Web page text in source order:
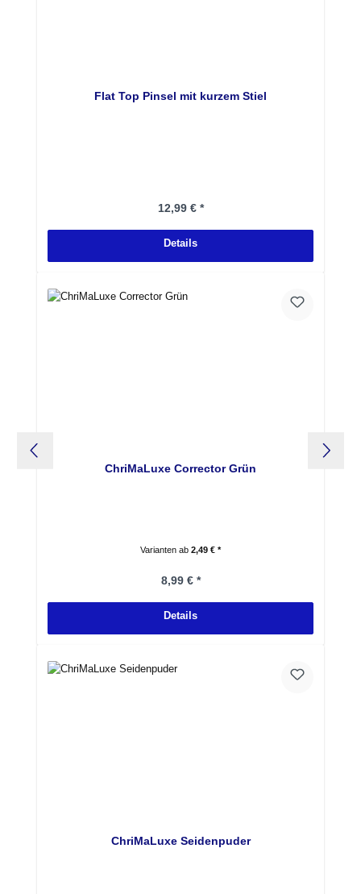
Flat Top Pinsel mit kurzem Stiel
Regulärer Preis:
12,99 € *
Details
ChriMaLuxe Corrector Grün
Varianten ab 2,49 € *
Regulärer Preis:
8,99 € *
Details
ChriMaLuxe Seidenpuder